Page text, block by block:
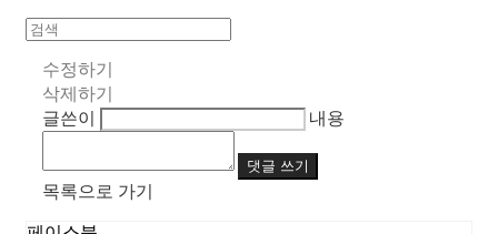
수정하기
삭제하기
글쓴이
내용
댓글 쓰기
목록으로 가기